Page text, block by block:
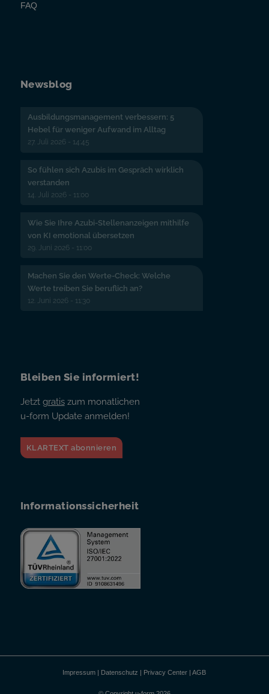
FAQ
Newsblog
Ausbildungsmanagement verbessern: 5
Hebel für weniger Aufwand im Alltag
27. Juli 2026 - 14:45
So fühlen sich Azubis im Gespräch wirklich
verstanden
14. Juli 2026 - 11:00
Wie Sie Ihre Azubi-Stellenanzeigen mithilfe
von KI emotional übersetzen
29. Juni 2026 - 11:00
Machen Sie den Werte-Check: Welche
Werte treiben Sie beruflich an?
12. Juni 2026 - 11:30
Bleiben Sie informiert!
Jetzt gratiszum monatlichen
u-form Update anmelden!
KLARTEXT abonnieren
Informationssicherheit
Impressum | Datenschutz | Privacy Center |AGB